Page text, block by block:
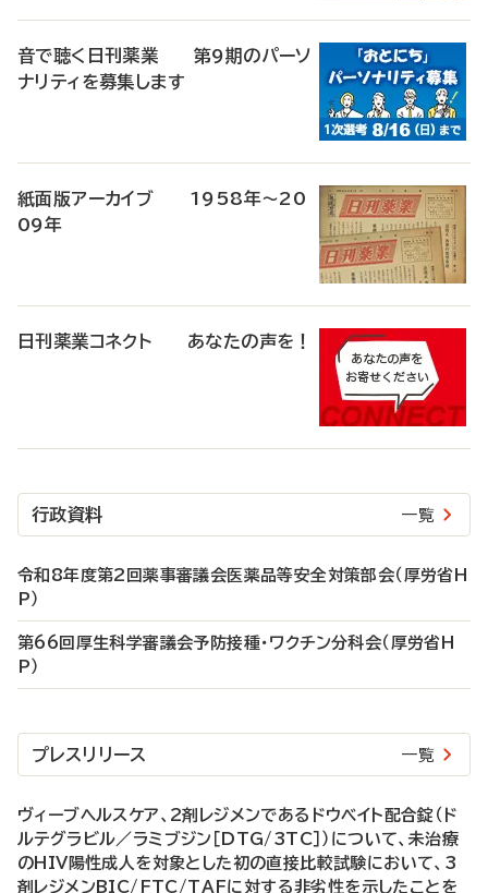
音で聴く日刊薬業 第9期のパーソ
ナリティを募集します
紙面版アーカイブ 1958年～20
09年
日刊薬業コネクト あなたの声を！
行政資料 一覧
令和8年度第2回薬事審議会医薬品等安全対策部会（厚労省H
P）
第66回厚生科学審議会予防接種・ワクチン分科会（厚労省H
P）
プレスリリース 一覧
ヴィーブヘルスケア、2剤レジメンであるドウベイト配合錠（ド
ルテグラビル／ラミブジン［DTG/3TC］）について、未治療
のHIV陽性成人を対象とした初の直接比較試験において、3
剤レジメンBIC/FTC/TAFに対する非劣性を示したことを